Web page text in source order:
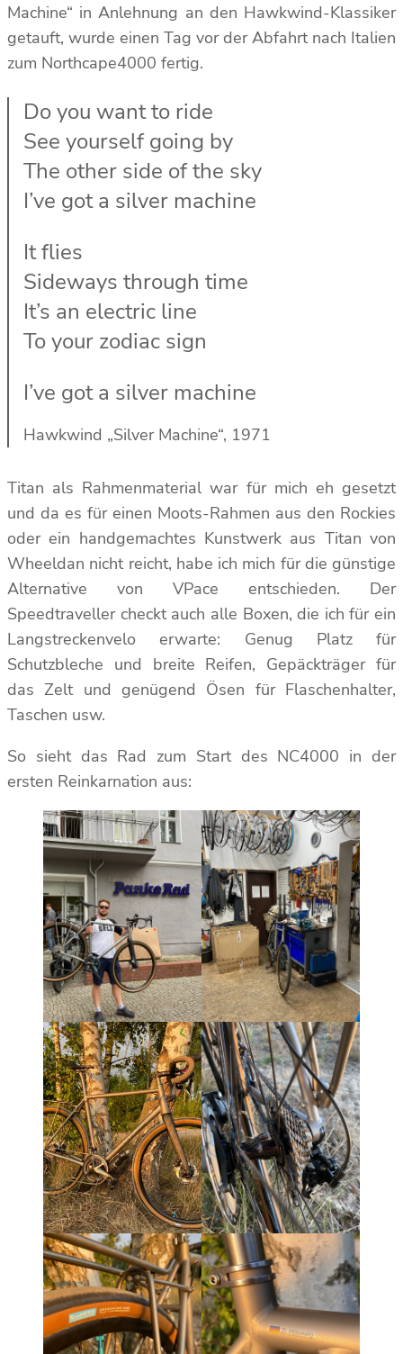
Machine“ in Anlehnung an den Hawkwind-Klassiker
getauft, wurde einen Tag vor der Abfahrt nach Italien
zum Northcape4000 fertig.
Do you want to ride
See yourself going by
The other side of the sky
I’ve got a silver machine
It flies
Sideways through time
It’s an electric line
To your zodiac sign
I’ve got a silver machine
Hawkwind „Silver Machine“, 1971
Titan als Rahmenmaterial war für mich eh gesetzt
und da es für einen Moots-Rahmen aus den Rockies
oder ein handgemachtes Kunstwerk aus Titan von
Wheeldan nicht reicht, habe ich mich für die günstige
Alternative von VPace entschieden. Der
Speedtraveller checkt auch alle Boxen, die ich für ein
Langstreckenvelo erwarte: Genug Platz für
Schutzbleche und breite Reifen, Gepäckträger für
das Zelt und genügend Ösen für Flaschenhalter,
Taschen usw.
So sieht das Rad zum Start des NC4000 in der
ersten Reinkarnation aus: